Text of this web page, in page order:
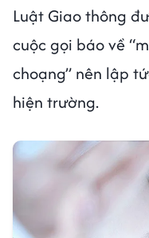
Luật Giao thông
cuộc gọi báo về
choạng” nên lập
hiện trường.